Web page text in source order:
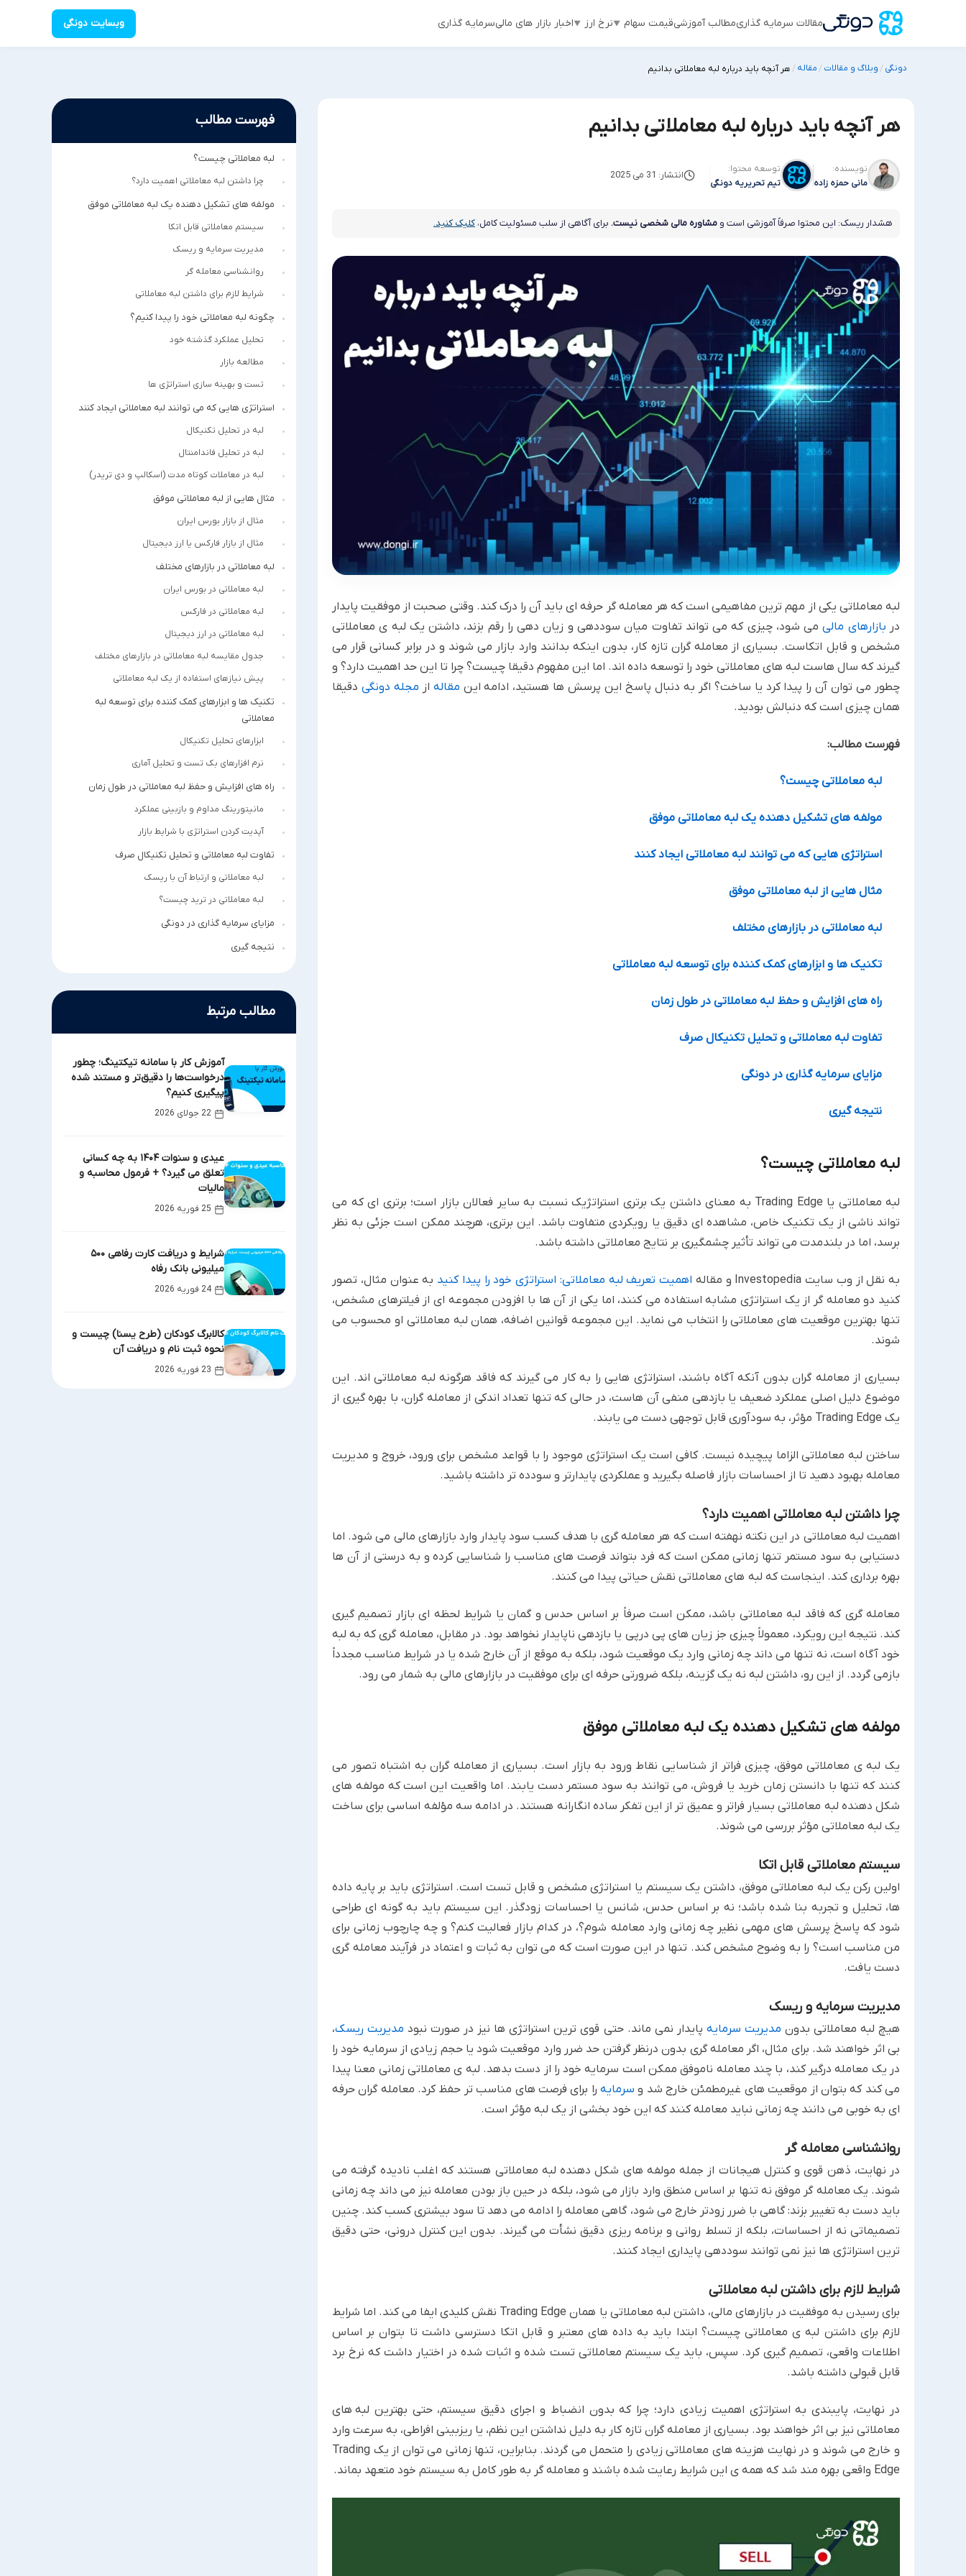
مقالات سرمایه گذاریمطالب آموزشیقیمت سهام نرخ ارز اخبار بازار های مالیسرمایه گذاری وبسایت دونگی
دونگی /وبلاگ و مقالات /مقاله /هر آنچه باید درباره لبه معاملاتی بدانیم
هر آنچه باید درباره لبه معاملاتی بدانیم
نویسنده:
مانی حمزه زاده
توسعه محتوا:
تیم تحریریه دونگی
انتشار: 31 می 2025
هشدار ریسک: این محتوا صرفاً آموزشی است و مشاوره مالی شخصی نیست. برای آگاهی از سلب مسئولیت کامل، کلیک کنید.
لبه معاملاتی یکی از مهم ترین مفاهیمی است که هر معامله گر حرفه ای باید آن را درک کند. وقتی صحبت از موفقیت پایدار
در بازارهای مالیمی شود، چیزی که می تواند تفاوت میان سوددهی و زیان دهی را رقم بزند، داشتن یک لبه ی معاملاتی
مشخص و قابل اتکاست. بسیاری از معامله گران تازه کار، بدون اینکه بدانند وارد بازار می شوند و در برابر کسانی قرار می
گیرند که سال هاست لبه های معاملاتی خود را توسعه داده اند. اما این مفهوم دقیقا چیست؟ چرا تا این حد اهمیت دارد؟ و
چطور می توان آن را پیدا کرد یا ساخت؟ اگر به دنبال پاسخ این پرسش ها هستید، ادامه این مقاله از مجله دونگی دقیقا
همان چیزی است که دنبالش بودید.
فهرست مطالب:
لبه معاملاتی چیست؟
مولفه های تشکیل دهنده یک لبه معاملاتی موفق
استراتژی هایی که می توانند لبه معاملاتی ایجاد کنند
مثال هایی از لبه معاملاتی موفق
لبه معاملاتی در بازارهای مختلف
تکنیک ها و ابزارهای کمک کننده برای توسعه لبه معاملاتی
راه های افزایش و حفظ لبه معاملاتی در طول زمان
تفاوت لبه معاملاتی و تحلیل تکنیکال صرف
مزایای سرمایه گذاری در دونگی
نتیجه گیری
لبه معاملاتی چیست؟
لبه معاملاتی یا Trading Edge به معنای داشتن یک برتری استراتژیک نسبت به سایر فعالان بازار است؛ برتری ای که می
تواند ناشی از یک تکنیک خاص، مشاهده ای دقیق یا رویکردی متفاوت باشد. این برتری، هرچند ممکن است جزئی به نظر
برسد، اما در بلندمدت می تواند تأثیر چشمگیری بر نتایج معاملاتی داشته باشد.
به نقل از وب سایت Investopedia و مقاله اهمیت تعریف لبه معاملاتی: استراتژی خود را پیدا کنید به عنوان مثال، تصور
کنید دو معامله گر از یک استراتژی مشابه استفاده می کنند، اما یکی از آن ها با افزودن مجموعه ای از فیلترهای مشخص،
تنها بهترین موقعیت های معاملاتی را انتخاب می نماید. این مجموعه قوانین اضافه، همان لبه معاملاتی او محسوب می
شوند.
بسیاری از معامله گران بدون آنکه آگاه باشند، استراتژی هایی را به کار می گیرند که فاقد هرگونه لبه معاملاتی اند. این
موضوع دلیل اصلی عملکرد ضعیف یا بازدهی منفی آن هاست، در حالی که تنها تعداد اندکی از معامله گران، با بهره گیری از
یک Trading Edge مؤثر، به سودآوری قابل توجهی دست می یابند.
ساختن لبه معاملاتی الزاما پیچیده نیست. کافی است یک استراتژی موجود را با قواعد مشخص برای ورود، خروج و مدیریت
معامله بهبود دهید تا از احساسات بازار فاصله بگیرید و عملکردی پایدارتر و سودده تر داشته باشید.
چرا داشتن لبه معاملاتی اهمیت دارد؟
اهمیت لبه معاملاتی در این نکته نهفته است که هر معامله گری با هدف کسب سود پایدار وارد بازارهای مالی می شود. اما
دستیابی به سود مستمر تنها زمانی ممکن است که فرد بتواند فرصت های مناسب را شناسایی کرده و به درستی از آن ها
بهره برداری کند. اینجاست که لبه های معاملاتی نقش حیاتی پیدا می کنند.
معامله گری که فاقد لبه معاملاتی باشد، ممکن است صرفاً بر اساس حدس و گمان یا شرایط لحظه ای بازار تصمیم گیری
کند. نتیجه این رویکرد، معمولاً چیزی جز زیان های پی درپی یا بازدهی ناپایدار نخواهد بود. در مقابل، معامله گری که به لبه
خود آگاه است، نه تنها می داند چه زمانی وارد یک موقعیت شود، بلکه به موقع از آن خارج شده یا در شرایط مناسب مجدداً
بازمی گردد. از این رو، داشتن لبه نه یک گزینه، بلکه ضرورتی حرفه ای برای موفقیت در بازارهای مالی به شمار می رود.
مولفه های تشکیل دهنده یک لبه معاملاتی موفق
یک لبه ی معاملاتی موفق، چیزی فراتر از شناسایی نقاط ورود به بازار است. بسیاری از معامله گران به اشتباه تصور می
کنند که تنها با دانستن زمان خرید یا فروش، می توانند به سود مستمر دست یابند. اما واقعیت این است که مولفه های
شکل دهنده لبه معاملاتی بسیار فراتر و عمیق تر از این تفکر ساده انگارانه هستند. در ادامه سه مؤلفه اساسی برای ساخت
یک لبه معاملاتی مؤثر بررسی می شوند.
سیستم معاملاتی قابل اتکا
اولین رکن یک لبه معاملاتی موفق، داشتن یک سیستم یا استراتژی مشخص و قابل تست است. استراتژی باید بر پایه داده
ها، تحلیل و تجربه بنا شده باشد؛ نه بر اساس حدس، شانس یا احساسات زودگذر. این سیستم باید به گونه ای طراحی
شود که پاسخ پرسش های مهمی نظیر چه زمانی وارد معامله شوم؟، در کدام بازار فعالیت کنم؟ و چه چارچوب زمانی برای
من مناسب است؟ را به وضوح مشخص کند. تنها در این صورت است که می توان به ثبات و اعتماد در فرآیند معامله گری
دست یافت.
مدیریت سرمایه و ریسک
هیچ لبه معاملاتی بدون مدیریت سرمایه پایدار نمی ماند. حتی قوی ترین استراتژی ها نیز در صورت نبود مدیریت ریسک،
بی اثر خواهند شد. برای مثال، اگر معامله گری بدون درنظر گرفتن حد ضرر وارد موقعیت شود یا حجم زیادی از سرمایه خود را
در یک معامله درگیر کند، با چند معامله ناموفق ممکن است سرمایه خود را از دست بدهد. لبه ی معاملاتی زمانی معنا پیدا
می کند که بتوان از موقعیت های غیرمطمئن خارج شد و سرمایه را برای فرصت های مناسب تر حفظ کرد. معامله گران حرفه
ای به خوبی می دانند چه زمانی نباید معامله کنند که این خود بخشی از یک لبه مؤثر است.
روانشناسی معامله گر
در نهایت، ذهن قوی و کنترل هیجانات از جمله مولفه های شکل دهنده لبه معاملاتی هستند که اغلب نادیده گرفته می
شوند. یک معامله گر موفق نه تنها بر اساس منطق وارد بازار می شود، بلکه در حین باز بودن معامله نیز می داند چه زمانی
باید دست به تغییر بزند: گاهی با ضرر زودتر خارج می شود، گاهی معامله را ادامه می دهد تا سود بیشتری کسب کند. چنین
تصمیماتی نه از احساسات، بلکه از تسلط روانی و برنامه ریزی دقیق نشأت می گیرند. بدون این کنترل درونی، حتی دقیق
ترین استراتژی ها نیز نمی توانند سوددهی پایداری ایجاد کنند.
شرایط لازم برای داشتن لبه معاملاتی
برای رسیدن به موفقیت در بازارهای مالی، داشتن لبه معاملاتی یا همان Trading Edge نقش کلیدی ایفا می کند. اما شرایط
لازم برای داشتن لبه ی معاملاتی چیست؟ ابتدا باید به داده های معتبر و قابل اتکا دسترسی داشت تا بتوان بر اساس
اطلاعات واقعی، تصمیم گیری کرد. سپس، باید یک سیستم معاملاتی تست شده و اثبات شده در اختیار داشت که نرخ برد
قابل قبولی داشته باشد.
در نهایت، پایبندی به استراتژی اهمیت زیادی دارد؛ چرا که بدون انضباط و اجرای دقیق سیستم، حتی بهترین لبه های
معاملاتی نیز بی اثر خواهند بود. بسیاری از معامله گران تازه کار به دلیل نداشتن این نظم، یا ریزبینی افراطی، به سرعت وارد
و خارج می شوند و در نهایت هزینه های معاملاتی زیادی را متحمل می گردند. بنابراین، تنها زمانی می توان از یک Trading
Edge واقعی بهره مند شد که همه ی این شرایط رعایت شده باشند و معامله گر به طور کامل به سیستم خود متعهد بماند.
فهرست مطالب
لبه معاملاتی چیست؟
چرا داشتن لبه معاملاتی اهمیت دارد؟
مولفه های تشکیل دهنده یک لبه معاملاتی موفق
سیستم معاملاتی قابل اتکا
مدیریت سرمایه و ریسک
روانشناسی معامله گر
شرایط لازم برای داشتن لبه معاملاتی
چگونه لبه معاملاتی خود را پیدا کنیم؟
تحلیل عملکرد گذشته خود
مطالعه بازار
تست و بهینه سازی استراتژی ها
استراتژی هایی که می توانند لبه معاملاتی ایجاد کنند
لبه در تحلیل تکنیکال
لبه در تحلیل فاندامنتال
لبه در معاملات کوتاه مدت (اسکالپ و دی تریدر)
مثال هایی از لبه معاملاتی موفق
مثال از بازار بورس ایران
مثال از بازار فارکس یا ارز دیجیتال
لبه معاملاتی در بازارهای مختلف
لبه معاملاتی در بورس ایران
لبه معاملاتی در فارکس
لبه معاملاتی در ارز دیجیتال
جدول مقایسه لبه معاملاتی در بازارهای مختلف
پیش نیازهای استفاده از یک لبه معاملاتی
تکنیک ها و ابزارهای کمک کننده برای توسعه لبه
معاملاتی
ابزارهای تحلیل تکنیکال
نرم افزارهای بک تست و تحلیل آماری
راه های افزایش و حفظ لبه معاملاتی در طول زمان
مانیتورینگ مداوم و بازبینی عملکرد
آپدیت کردن استراتژی با شرایط بازار
تفاوت لبه معاملاتی و تحلیل تکنیکال صرف
لبه معاملاتی و ارتباط آن با ریسک
لبه معاملاتی در ترید چیست؟
مزایای سرمایه گذاری در دونگی
نتیجه گیری
مطالب مرتبط
آموزش کار با سامانه تیکتینگ؛ چطور
درخواست‌ها را دقیق‌تر و مستند شده
پیگیری کنیم؟
22 جولای 2026
عیدی و سنوات ۱۴۰۴ به چه کسانی
تعلق می گیرد؟ + فرمول محاسبه و
مالیات
25 فوریه 2026
شرایط و دریافت کارت رفاهی ۵۰۰
میلیونی بانک رفاه
24 فوریه 2026
کالابرگ کودکان (طرح یسنا) چیست و
نحوه ثبت نام و دریافت آن
23 فوریه 2026